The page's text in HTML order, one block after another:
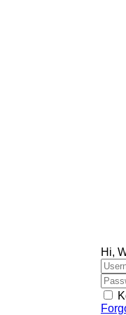
Hi,